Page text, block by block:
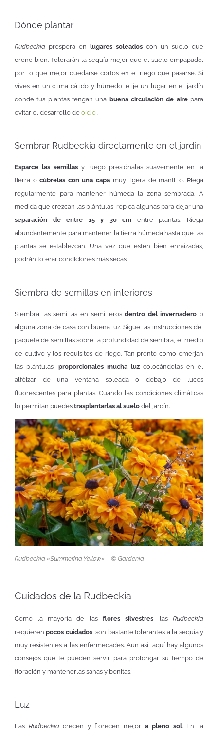
Dónde plantar
Rudbeckia prospera en lugares soleados con un suelo que
drene bien. Tolerarán la sequía mejor que el suelo empapado,
por lo que mejor quedarse cortos en el riego que pasarse. Si
vives en un clima cálido y húmedo, elije un lugar en el jardín
donde tus plantas tengan una buena circulación de airepara
evitar el desarrollo de oídio .
Sembrar Rudbeckia directamente en el jardín
Esparce las semillas y luego presiónalas suavemente en la
tierra ocúbrelas con una capa muy ligera de mantillo. Riega
regularmente para mantener húmeda la zona sembrada. A
medida que crezcan las plántulas, repica algunas para dejar una
separación de entre 15 y 30 cm entre plantas. Riega
abundantemente para mantener la tierra húmeda hasta que las
plantas se establezcan. Una vez que estén bien enraizadas,
podrán tolerar condiciones más secas.
Siembra de semillas en interiores
Siembra las semillas en semillerosdentro del invernadero o
alguna zona de casa con buena luz. Sigue las instrucciones del
paquete de semillas sobre la profundidad de siembra, el medio
de cultivo y los requisitos de riego. Tan pronto como emerjan
las plántulas, proporcionales mucha luz colocándolas en el
alféizar de una ventana soleada o debajo de luces
fluorescentes para plantas. Cuando las condiciones climáticas
lo permitan puedes trasplantarlas al suelo del jardín.
Rudbeckia «Summerina Yellow» – © Gardenia
Cuidados de la Rudbeckia
Como la mayoría de lasflores silvestres, las Rudbeckia
requierenpocos cuidados, son bastante tolerantes a la sequía y
muy resistentes a las enfermedades. Aun así, aquí hay algunos
consejos que te pueden servir para prolongar su tiempo de
floración y mantenerlas sanas y bonitas.
Luz
Las Rudbeckiacrecen y florecen mejor a pleno sol. En la